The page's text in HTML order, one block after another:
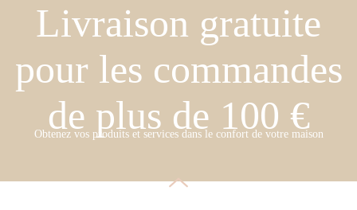
Livraison gratuite
pour les commandes
de plus de 100 €
Obtenez vos produits et services dans le confort de votre maison